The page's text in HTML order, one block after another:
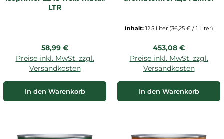
LTR
Regulärer Preis:
58,99 €
Preise inkl. MwSt. zzgl.
Versandkosten
In den Warenkorb
Inhalt: 12.5 Liter (36,25 € / 1 Liter)
Regulärer Preis:
453,08 €
Preise inkl. MwSt. zzgl.
Versandkosten
In den Warenkorb